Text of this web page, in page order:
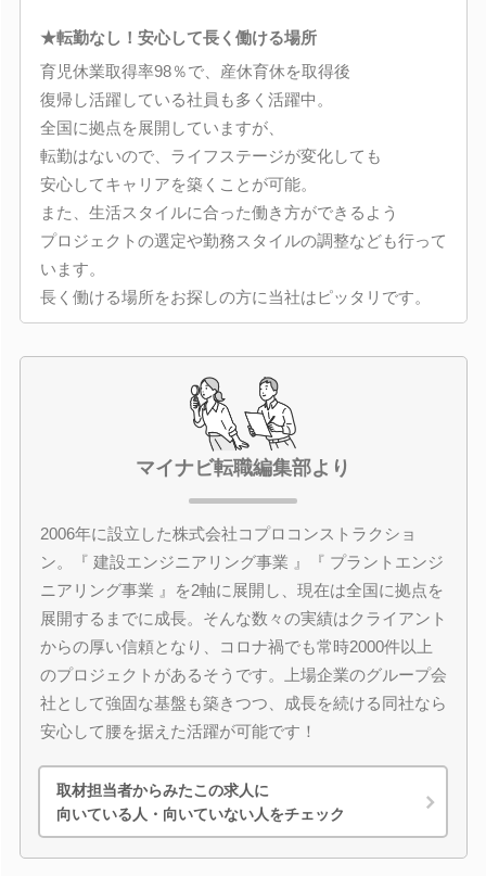
★転勤なし！安心して長く働ける場所
育児休業取得率98％で、産休育休を取得後
復帰し活躍している社員も多く活躍中。
全国に拠点を展開していますが、
転勤はないので、ライフステージが変化しても
安心してキャリアを築くことが可能。
また、生活スタイルに合った働き方ができるよう
プロジェクトの選定や勤務スタイルの調整なども行って
います。
長く働ける場所をお探しの方に当社はピッタリです。
マイナビ転職編集部より
2006年に設立した株式会社コプロコンストラクショ
ン。『 建設エンジニアリング事業 』『 プラントエンジ
ニアリング事業 』を2軸に展開し、現在は全国に拠点を
展開するまでに成長。そんな数々の実績はクライアント
からの厚い信頼となり、コロナ禍でも常時2000件以上
のプロジェクトがあるそうです。上場企業のグループ会
社として強固な基盤も築きつつ、成長を続ける同社なら
安心して腰を据えた活躍が可能です！
取材担当者からみたこの求人に
向いている人・向いていない人をチェック